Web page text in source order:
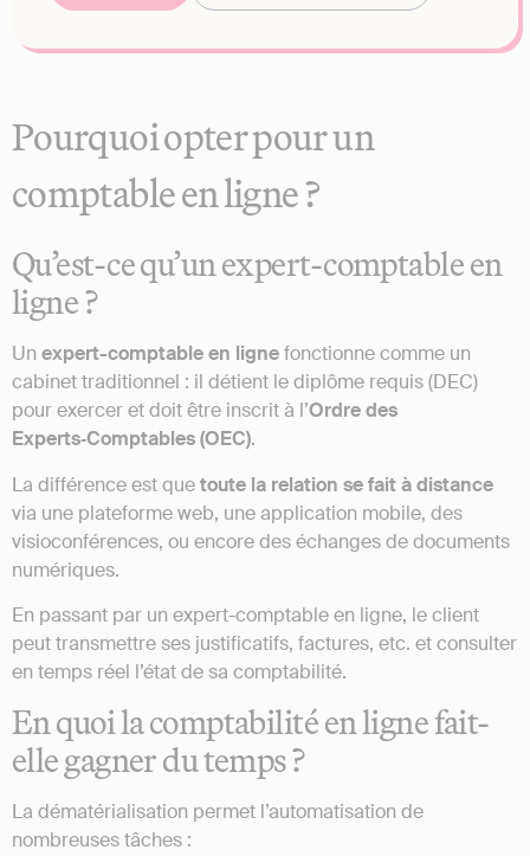
Pourquoi opter pour un
comptable en ligne ?
Qu’est-ce qu’un expert-comptable en
ligne ?
Un expert-comptable en lignefonctionne comme un
cabinet traditionnel : il détient le diplôme requis (DEC)
pour exercer et doit être inscrit à l’Ordre des
Experts‑Comptables (OEC).
La différence est quetoute la relation se fait à distance
via une plateforme web, une application mobile, des
visioconférences, ou encore des échanges de documents
numériques.
En passant par un expert-comptable en ligne, le client
peut transmettre ses justificatifs, factures, etc. et consulter
en temps réel l’état de sa comptabilité.
En quoi la comptabilité en ligne fait-
elle gagner du temps ?
La dématérialisation permet l’automatisation de
nombreuses tâches :